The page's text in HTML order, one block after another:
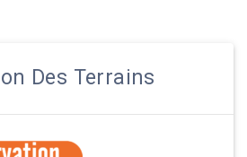
Des Terrains